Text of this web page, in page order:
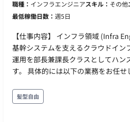
ド開発経験 ・アプリケーションアー
Java）での開発経験3年以上 ・数理
装経験（線形計画、整数計画、制約
クス等） ・シフト、要員配置、スケ
強い最適化問題を扱ったプロダクト開発経験 【歓迎
リプレイス経験 ・技術選定における
その他の生成AI活用領域を含めて担
件特性] - 社長直轄案件のため、プ
ープや対応方針を柔軟かつ迅速に見
求められる - 生成AI・AI Agentを活
創出を重視しており、技術調査から
て関与する - お客様との距離が近
提案を行う機会が多い - 要件や優
課題の本質を捉え、自ら実現方針を
められる - 前例の少ない技術領域
職種： インフラエンジニアスキル： その他
最低稼働日数： 週5日
【仕事内容】 インフラ領域 (Infra
基幹システムを支えるクラウドイン
運用を部長兼課長クラスとしてハン
す。 具体的には以下の業務をお任せします。 クラウ
ラウドプロバイダーを活用した、ス
忙期の需要に応需（事業に影響を与
のアーキテクチャ設計。 - 小売業界
髪型自由